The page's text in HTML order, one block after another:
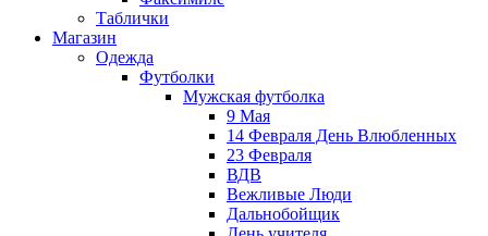
Таблички
Магазин
Одежда
Футболки
Мужская футболка
9 Мая
14 Февраля День Влюбленных
23 Февраля
ВДВ
Вежливые Люди
Дальнобойщик